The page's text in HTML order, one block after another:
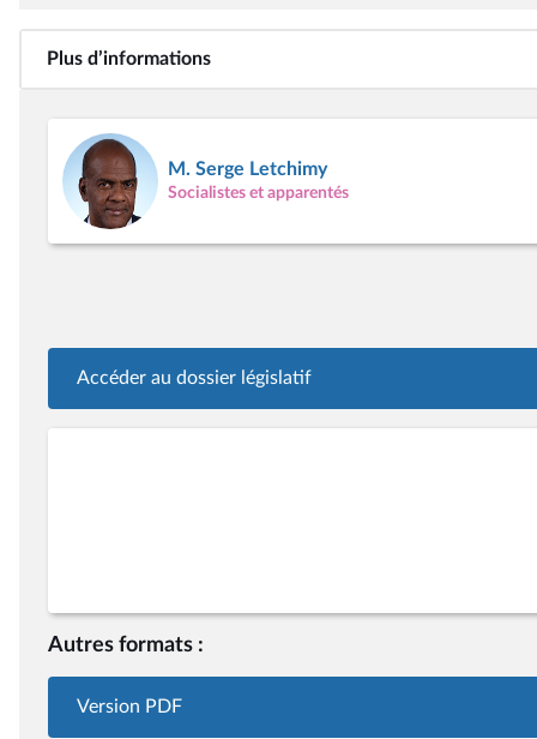
Plus d’informations
M. Serge Letchimy
Socialistes et apparentés
Accéder au dossier législatif
Autres formats :
Version PDF